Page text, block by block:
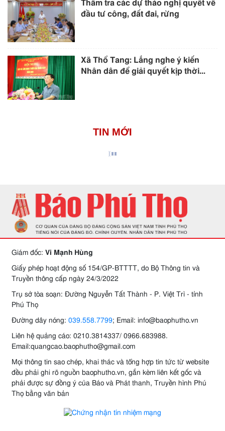
Thẩm tra các dự thảo nghị quyết về
đầu tư công, đất đai, rừng
Xã Thổ Tang: Lắng nghe ý kiến
Nhân dân để giải quyết kịp thời...
TIN MỚI
Giám đốc: Vi Mạnh Hùng
Giấy phép hoạt động số 154/GP-BTTTT, do Bộ Thông tin và
Truyền thông cấp ngày 24/3/2022
Trụ sở tòa soạn: Đường Nguyễn Tất Thành - P. Việt Trì - tỉnh
Phú Thọ
Đường dây nóng: 039.558.7799; Email: info@baophutho.vn
Liên hệ quảng cáo: 0210.3814337/ 0966.683988.
Email:quangcao.baophutho@gmail.com
Mọi thông tin sao chép, khai thác và tổng hợp tin tức từ website
đều phải ghi rõ nguồn baophutho.vn, gắn kèm liên kết gốc và
phải được sự đồng ý của Báo và Phát thanh, Truyền hình Phú
Thọ bằng văn bản